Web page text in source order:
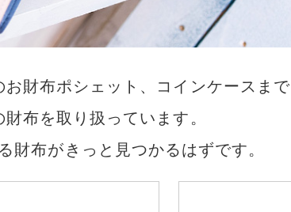
財布ポシェット、コインケースまで
布を取り扱っています。
財布がきっと見つかるはずです。